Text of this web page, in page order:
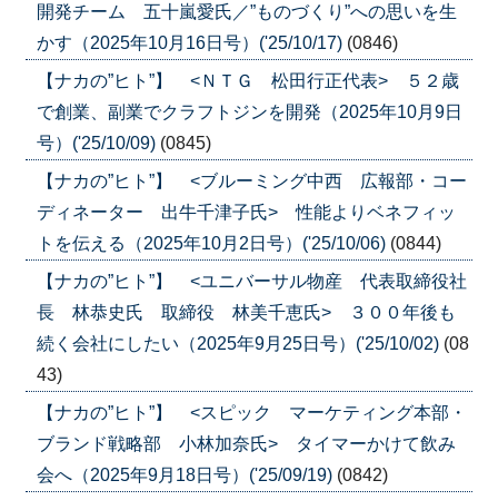
開発チーム 五十嵐愛氏／”ものづくり”への思いを生
かす（2025年10月16日号）('25/10/17) (0846)
【ナカの”ヒト”】 <ＮＴＧ 松田行正代表> ５２歳
で創業、副業でクラフトジンを開発（2025年10月9日
号）('25/10/09) (0845)
【ナカの”ヒト”】 <ブルーミング中西 広報部・コー
ディネーター 出牛千津子氏> 性能よりベネフィッ
トを伝える（2025年10月2日号）('25/10/06) (0844)
【ナカの”ヒト”】 <ユニバーサル物産 代表取締役社
長 林恭史氏 取締役 林美千恵氏> ３００年後も
続く会社にしたい（2025年9月25日号）('25/10/02) (08
43)
【ナカの”ヒト”】 <スピック マーケティング本部・
ブランド戦略部 小林加奈氏> タイマーかけて飲み
会へ（2025年9月18日号）('25/09/19) (0842)